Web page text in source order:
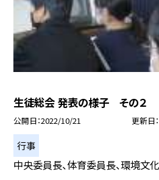
生徒総会 発表の様子 その２
公開日 2022/10/21 更新日
行事
中央委員長、体育委員長、環境文